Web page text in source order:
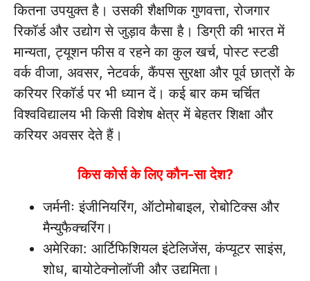
कितना उपयुक्त है। उसकी शैक्षणिक गुणवत्ता, रोजगार
रिकॉर्ड और उद्योग से जुड़ाव कैसा है। डिग्री की भारत में
मान्यता, ट्यूशन फीस व रहने का कुल खर्च, पोस्ट स्टडी
वर्क वीजा, अवसर, नेटवर्क, कैंपस सुरक्षा और पूर्व छात्रों के
करियर रिकॉर्ड पर भी ध्यान दें। कई बार कम चर्चित
विश्वविद्यालय भी किसी विशेष क्षेत्र में बेहतर शिक्षा और
करियर अवसर देते हैं।
किस कोर्स के लिए कौन-सा देश?
जर्मनीः इंजीनियरिंग, ऑटोमोबाइल, रोबोटिक्स और
मैन्युफैक्चरिंग।
अमेरिका: आर्टिफिशियल इंटेलिजेंस, कंप्यूटर साइंस,
शोध, बायोटेक्नोलॉजी और उद्यमिता।